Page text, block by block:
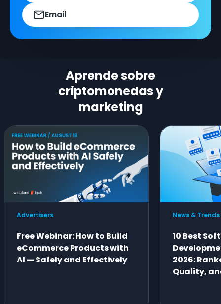
Email
Aprende sobre
criptomonedas y
marketing
Advertisers
Free Webinar: How to Build
eCommerce Products with
AI — Safely and Effectively
News & Trends
10 Best
2026:
Quality,